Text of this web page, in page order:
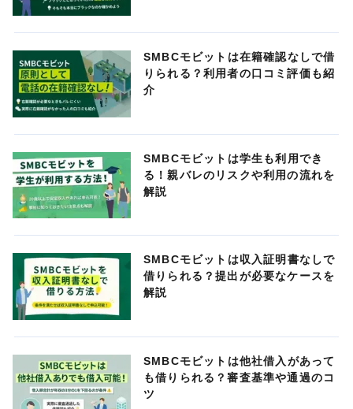
SMBCモビットは在籍確認なしで借
りられる？利用者の口コミ評価も紹
介
SMBCモビットは学生も利用でき
る！親バレのリスクや利用の流れを
解説
SMBCモビットは収入証明書なしで
借りられる？提出が必要なケースを
解説
SMBCモビットは他社借入があって
も借りられる？審査基準や通過のコ
ツ